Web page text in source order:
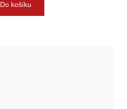
Do košíku